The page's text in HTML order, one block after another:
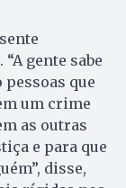
gente sabe
pessoas que
um crime
as outras
e para que
disse,